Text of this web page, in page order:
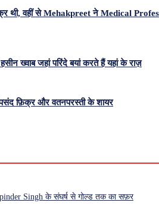
थी, वहीं से Mehakpreet ने Medical
हसीन ख्वाब जहां परिंदे बयां करते हैं यहां के राज़
फ़िक्र और वतनपरस्ती के शायर
Singh के संघर्ष से गोल्ड तक का सफ़र